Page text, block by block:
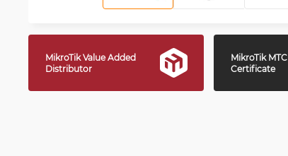
MikroTik Value Added
Distributor
MikroTik
Certificate